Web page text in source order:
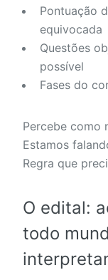
Pontuação
equivocada
Questões
possível
Fases do
Percebe como
Estamos
Regra que
O edital:
todo